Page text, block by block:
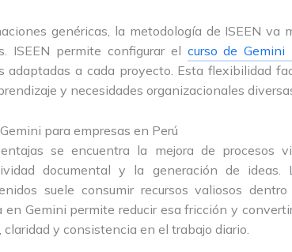
genéricas, la metodología de ISEEN va
ISEEN permite configurar el curso de Gemini
adaptadas a cada proyecto. Esta flexibilidad
y necesidades organizacionales
para empresas en Perú
se encuentra la mejora de procesos
documental y la generación de ideas.
suele consumir recursos valiosos
Gemini permite reducir esa fricción y
y consistencia en el trabajo diario.